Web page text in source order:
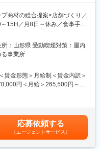
せください。
び提案
楽天カード、各種サービスの
サポート
けた取り組み
商材の総合提案×店舗づくり／
15H／月8日～休み／食事手当
お客様へ、スマートフォン・
・楽天ポイントなど、楽天経
提案します。単なる携帯販売
トを行うポジションです。
修制度あり
：山形県 受動喫煙対策：屋内
る事業所
賃金形態＞月給制＜賃金内訳＞
円＜月給＞265,500円～
た表記です。
応募依頼する
（エージェントサービス）